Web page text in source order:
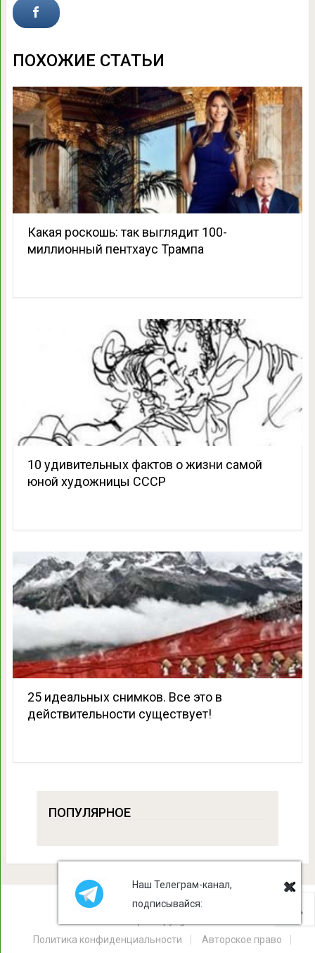
ПОХОЖИЕ СТАТЬИ
Какая роскошь: так выглядит 100-
миллионный пентхаус Трампа
10 удивительных фактов о жизни самой
юной художницы СССР
25 идеальных снимков. Все это в
действительности существует!
ПОПУЛЯРНОЕ
Политика конфиденциальности
Авторское право
Наш Телеграм-канал,
подписывайся: